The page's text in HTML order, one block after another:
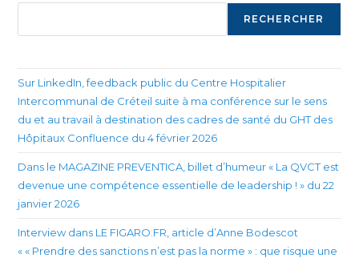
RECHERCHER
Sur LinkedIn, feedback public du Centre Hospitalier
Intercommunal de Créteil suite à ma conférence sur le sens
du et au travail à destination des cadres de santé du GHT des
Hôpitaux Confluence du 4 février 2026
Dans le MAGAZINE PREVENTICA, billet d’humeur « La QVCT est
devenue une compétence essentielle de leadership ! » du 22
janvier 2026
Interview dans LE FIGARO.FR, article d’Anne Bodescot
« « Prendre des sanctions n’est pas la norme » : que risque une